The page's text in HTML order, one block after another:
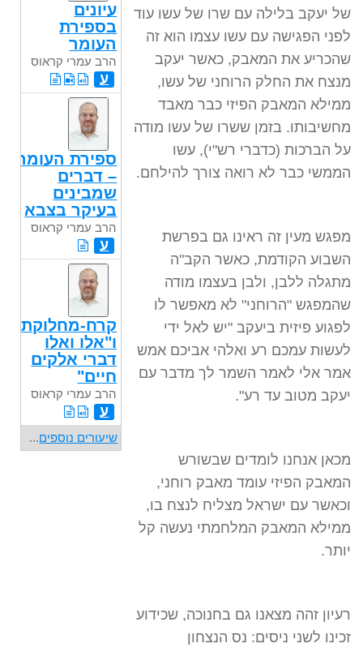
של יעקב בלילה עם שרו של עשו עוד
לפני הפגישה עם עשו עצמו הוא זה
שהכריע את המאבק, כאשר יעקב
מנצח את החלק הרוחני של עשו,
ממילא המאבק הפיזי כבר מאבד
מחשיבותו. בזמן ששרו של עשו מודה
על הברכות (כדברי רש"י), עשו
הממשי כבר לא רואה צורך להילחם.
מפגש מעין זה ראינו גם בפרשת
השבוע הקודמת, כאשר הקב"ה
מתגלה ללבן, ולבן בעצמו מודה
שהמפגש "הרוחני" לא מאפשר לו
לפגוע פיזית ביעקב "יש לאל ידי
לעשות עמכם רע ואלהי אביכם אמש
אמר אלי לאמר השמר לך מדבר עם
יעקב מטוב עד רע".
מכאן אנחנו לומדים שבשורש
המאבק הפיזי עומד מאבק רוחני,
וכאשר עם ישראל מצליח לנצח בו,
ממילא המאבק המלחמתי נעשה קל
יותר.
רעיון זהה מצאנו גם בחנוכה, שכידוע
זכינו לשני ניסים: נס הנצחון
עיונים
בספירת
העומר
הרב עמרי קראוס
ע
ספירת העומר
– דברים
שמבינים
בעיקר בצבא
הרב עמרי קראוס
ע
קרח-מחלוקת
ו"אלו ואלו
דברי אלקים
חיים"
הרב עמרי קראוס
ע
שיעורים נוספים...